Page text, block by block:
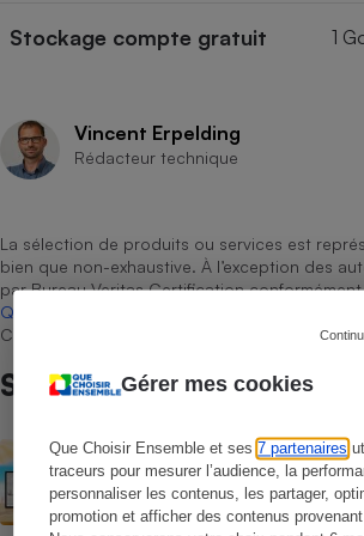
Gérer mes cookies
Que Choisir Ensemble et ses7 partenaires
traceurs pour mesurer l’audience, la
personnaliser les contenus, les partager,
promotion et afficher des contenus
Stockage compte gratuit 1
Vincent Erpelding
Rédacteur technique
La sélection de produits ou services est
bien que non-exhaustive. À l’exception des
par Bureau Veritas Certification
Que Choisir
Choisir Ensemble et les professionnels
Sur le même sujet
BRÈVE
Liseuses - Qualité
couleur, commodité :
laboratoire imparables